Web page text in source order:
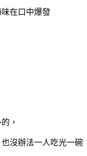
在口中爆發
，
沒辦法一人吃光一碗